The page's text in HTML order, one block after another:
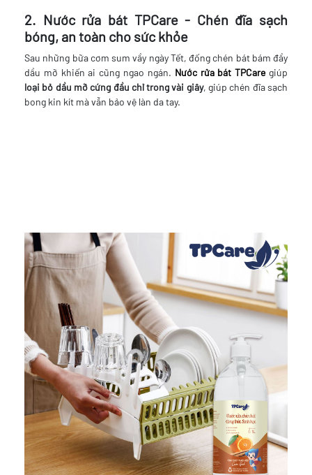
2. Nước rửa bát TPCare - Chén đĩa sạch
bóng, an toàn cho sức khỏe
Sau những bữa cơm sum vầy ngày Tết, đống chén bát bám đầy
dầu mỡ khiến ai cũng ngao ngán. Nước rửa bát TPCaregiúp
loại bỏ dầu mỡ cứng đầu chỉ trong vài giây, giúp chén đĩa sạch
bong kin kít mà vẫn bảo vệ làn da tay.